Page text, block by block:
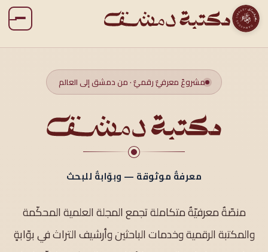
مشروعٌ معرفيٌّ رقميٌّ · من دمشق إلى العالم
معرفةٌ موثوقة — وبوّابةٌ للبحث
منصّةٌ معرفيّةٌ متكاملة تجمع المجلة العلمية المحكّمة
والمكتبة الرقمية وخدمات الباحثين وأرشيف التراث في بوّابةٍ